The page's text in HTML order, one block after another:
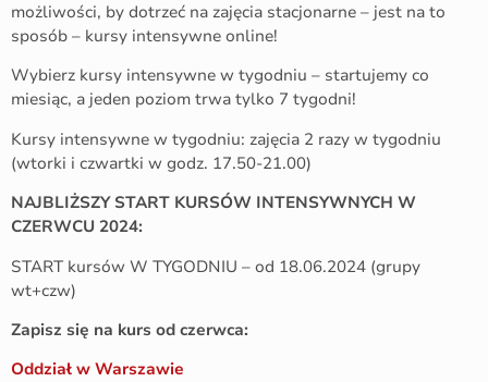
możliwości, by dotrzeć na zajęcia stacjonarne – jest na to
sposób – kursy intensywne online!
Wybierz kursy intensywne w tygodniu – startujemy co
miesiąc, a jeden poziom trwa tylko 7 tygodni!
Kursy intensywne w tygodniu: zajęcia 2 razy w tygodniu
(wtorki i czwartki w godz. 17.50-21.00)
NAJBLIŻSZY START KURSÓW INTENSYWNYCH W
CZERWCU 2024:
START kursów W TYGODNIU – od 18.06.2024 (grupy
wt+czw)
Zapisz się na kurs od czerwca:
Oddział w Warszawie